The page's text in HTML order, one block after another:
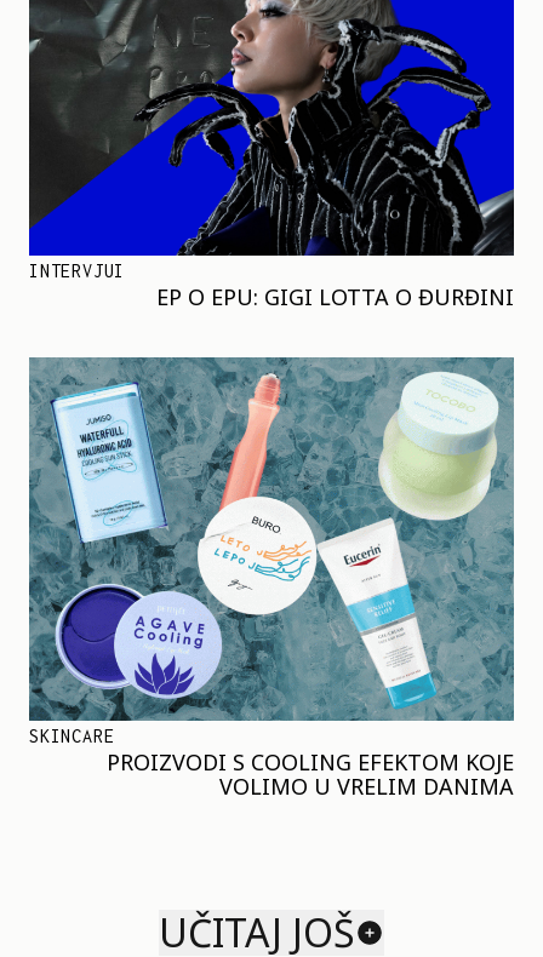
INTERVJUI
EP O EPU: GIGI LOTTA O ĐURĐINI
SKINCARE
PROIZVODI S COOLING EFEKTOM KOJE
VOLIMO U VRELIM DANIMA
UČITAJ JOŠ